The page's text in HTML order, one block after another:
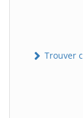
Trouver